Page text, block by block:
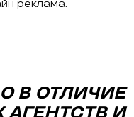
реклама.
В ОТЛИЧИЕ
АГЕНТСТВ И